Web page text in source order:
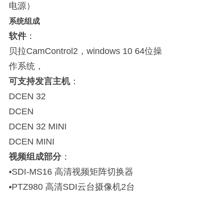
电源）
系统组成
软件：
贝拉CamControl2，windows 10 64位操
作系统，
可支持发言主机：
DCEN 32
DCEN
DCEN 32 MINI
DCEN MINI
视频组成部分：
•SDI-MS16 高清视频矩阵切换器
•PTZ980 高清SDI云台摄像机2台